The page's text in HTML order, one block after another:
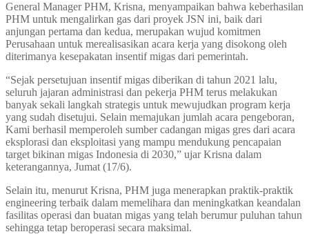
General Manager PHM, Krisna, menyampaikan bahwa keberhasilan
PHM untuk mengalirkan gas dari proyek JSN ini, baik dari
anjungan pertama dan kedua, merupakan wujud komitmen
Perusahaan untuk merealisasikan acara kerja yang disokong oleh
diterimanya kesepakatan insentif migas dari pemerintah.
“Sejak persetujuan insentif migas diberikan di tahun 2021 lalu,
seluruh jajaran administrasi dan pekerja PHM terus melakukan
banyak sekali langkah strategis untuk mewujudkan program kerja
yang sudah disetujui. Selain memajukan jumlah acara pengeboran,
Kami berhasil memperoleh sumber cadangan migas gres dari acara
eksplorasi dan eksploitasi yang mampu mendukung pencapaian
target bikinan migas Indonesia di 2030,” ujar Krisna dalam
keterangannya, Jumat (17/6).
Selain itu, menurut Krisna, PHM juga menerapkan praktik-praktik
engineering terbaik dalam memelihara dan meningkatkan keandalan
fasilitas operasi dan buatan migas yang telah berumur puluhan tahun
sehingga tetap beroperasi secara maksimal.